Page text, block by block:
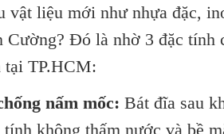
vật liệu mới như nhựa đặc,
Cường? Đó là nhờ 3 đặc tính
tại TP.HCM:
nấm mốc: Bát đĩa sau
không thấm nước và bề